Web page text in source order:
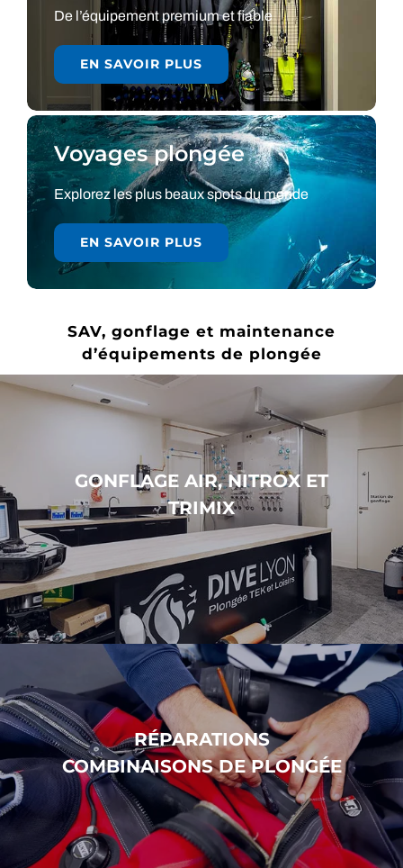
De l’équipement premium et fiable
EN SAVOIR PLUS
Voyages plongée
Explorez les plus beaux spots du monde
EN SAVOIR PLUS
SAV, gonflage et maintenance
d’équipements de plongée
GONFLAGE AIR, NITROX ET
TRIMIX
RÉPARATIONS
COMBINAISONS DE PLONGÉE